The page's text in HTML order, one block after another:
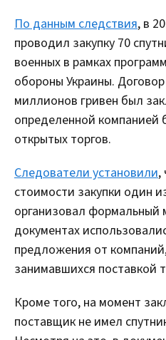
По данным следствия, в
проводил закупку 70
военных в рамках
обороны Украины.
миллионов гривен был
определенной компанией
открытых торгов.
Следователи установили,
стоимости закупки один
организовал формальный
документах
предложения от
занимавшихся поставкой
Кроме того, на момент
поставщик не имел